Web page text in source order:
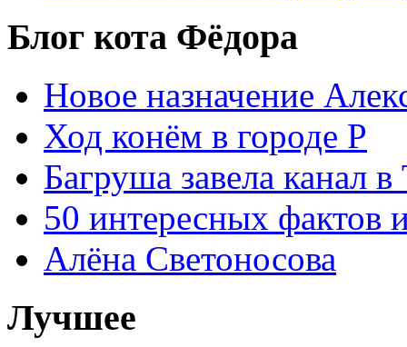
Блог кота Фёдора
Новое назначение
Ход конём в городе Р
Багруша завела канал в
50 интересных фактов
Алёна Светоносова
Лучшее